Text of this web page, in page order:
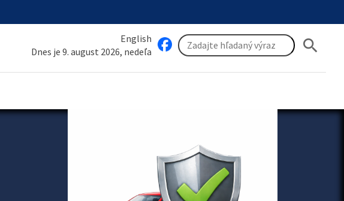
English
Dnes je 9. august 2026, nedeľa
search